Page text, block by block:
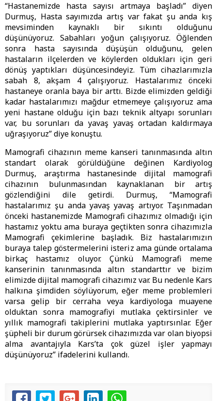
“Hastanemizde hasta sayısı artmaya başladı” diyen
Durmuş, Hasta sayımızda artış var fakat şu anda kış
mevsiminden kaynaklı bir sıkıntı olduğunu
düşünüyoruz. Sabahları yoğun çalışıyoruz. Öğlenden
sonra hasta sayısında düşüşün olduğunu, gelen
hastaların ilçelerden ve köylerden oldukları için geri
dönüş yaptıkları düşüncesindeyiz. Tüm cihazlarımızla
sabah 8, akşam 4 çalışıyoruz. Hastalarımız önceki
hastaneye oranla baya bir arttı. Bizde elimizden geldiği
kadar hastalarımızı mağdur etmemeye çalışıyoruz ama
yeni hastane olduğu için bazı teknik altyapı sorunları
var, bu sorunları da yavaş yavaş ortadan kaldırmaya
uğraşıyoruz” diye konuştu.
Mamografi cihazının meme kanseri tanınmasında altın
standart olarak görüldüğüne değinen Kardiyolog
Durmuş, araştırma hastanesinde dijital mamografi
cihazının bulunmasından kaynaklanan bir artış
gözlendiğini dile getirdi. Durmuş, “Mamografi
hastalarımız şu anda yavaş yavaş artıyor. Taşınmadan
önceki hastanemizde Mamografi cihazımız olmadığı için
hastamız yoktu ama buraya geçtikten sonra cihazımızla
Mamografi çekimlerine başladık. Biz hastalarımızın
buraya talep göstermelerini isteriz ama günde ortalama
birkaç hastamız oluyor. Çünkü Mamografi meme
kanserinin tanınmasında altın standarttır ve bizim
elimizde dijital mamografi cihazımız var. Bu nedenle Kars
halkına şimdiden söylüyorum, eğer meme problemleri
varsa gelip bir cerraha veya kardiyologa muayene
olduktan sonra mamografiyi mutlaka çektirsinler ve
yıllık mamografi takiplerini mutlaka yaptırsınlar. Eğer
şüpheli bir durum görürsek cihazımızda var olan biyopsi
alma avantajıyla Kars’ta çok güzel işler yapmayı
düşünüyoruz” ifadelerini kullandı.